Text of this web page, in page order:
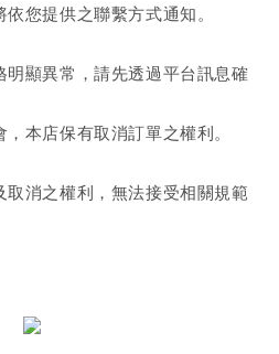
您提供之聯繫方式通知。
顯異常，請先透過平台訊息確
本店保有取消訂單之權利。
消之權利，無法接受相關規範